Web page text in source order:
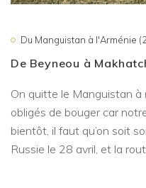
Du Manguistan à l'Arménie
De Beyneou à
On quitte le Manguistan à
obligés de bouger car
bientôt, il faut qu’on soit
Russie le 28 avril, et la